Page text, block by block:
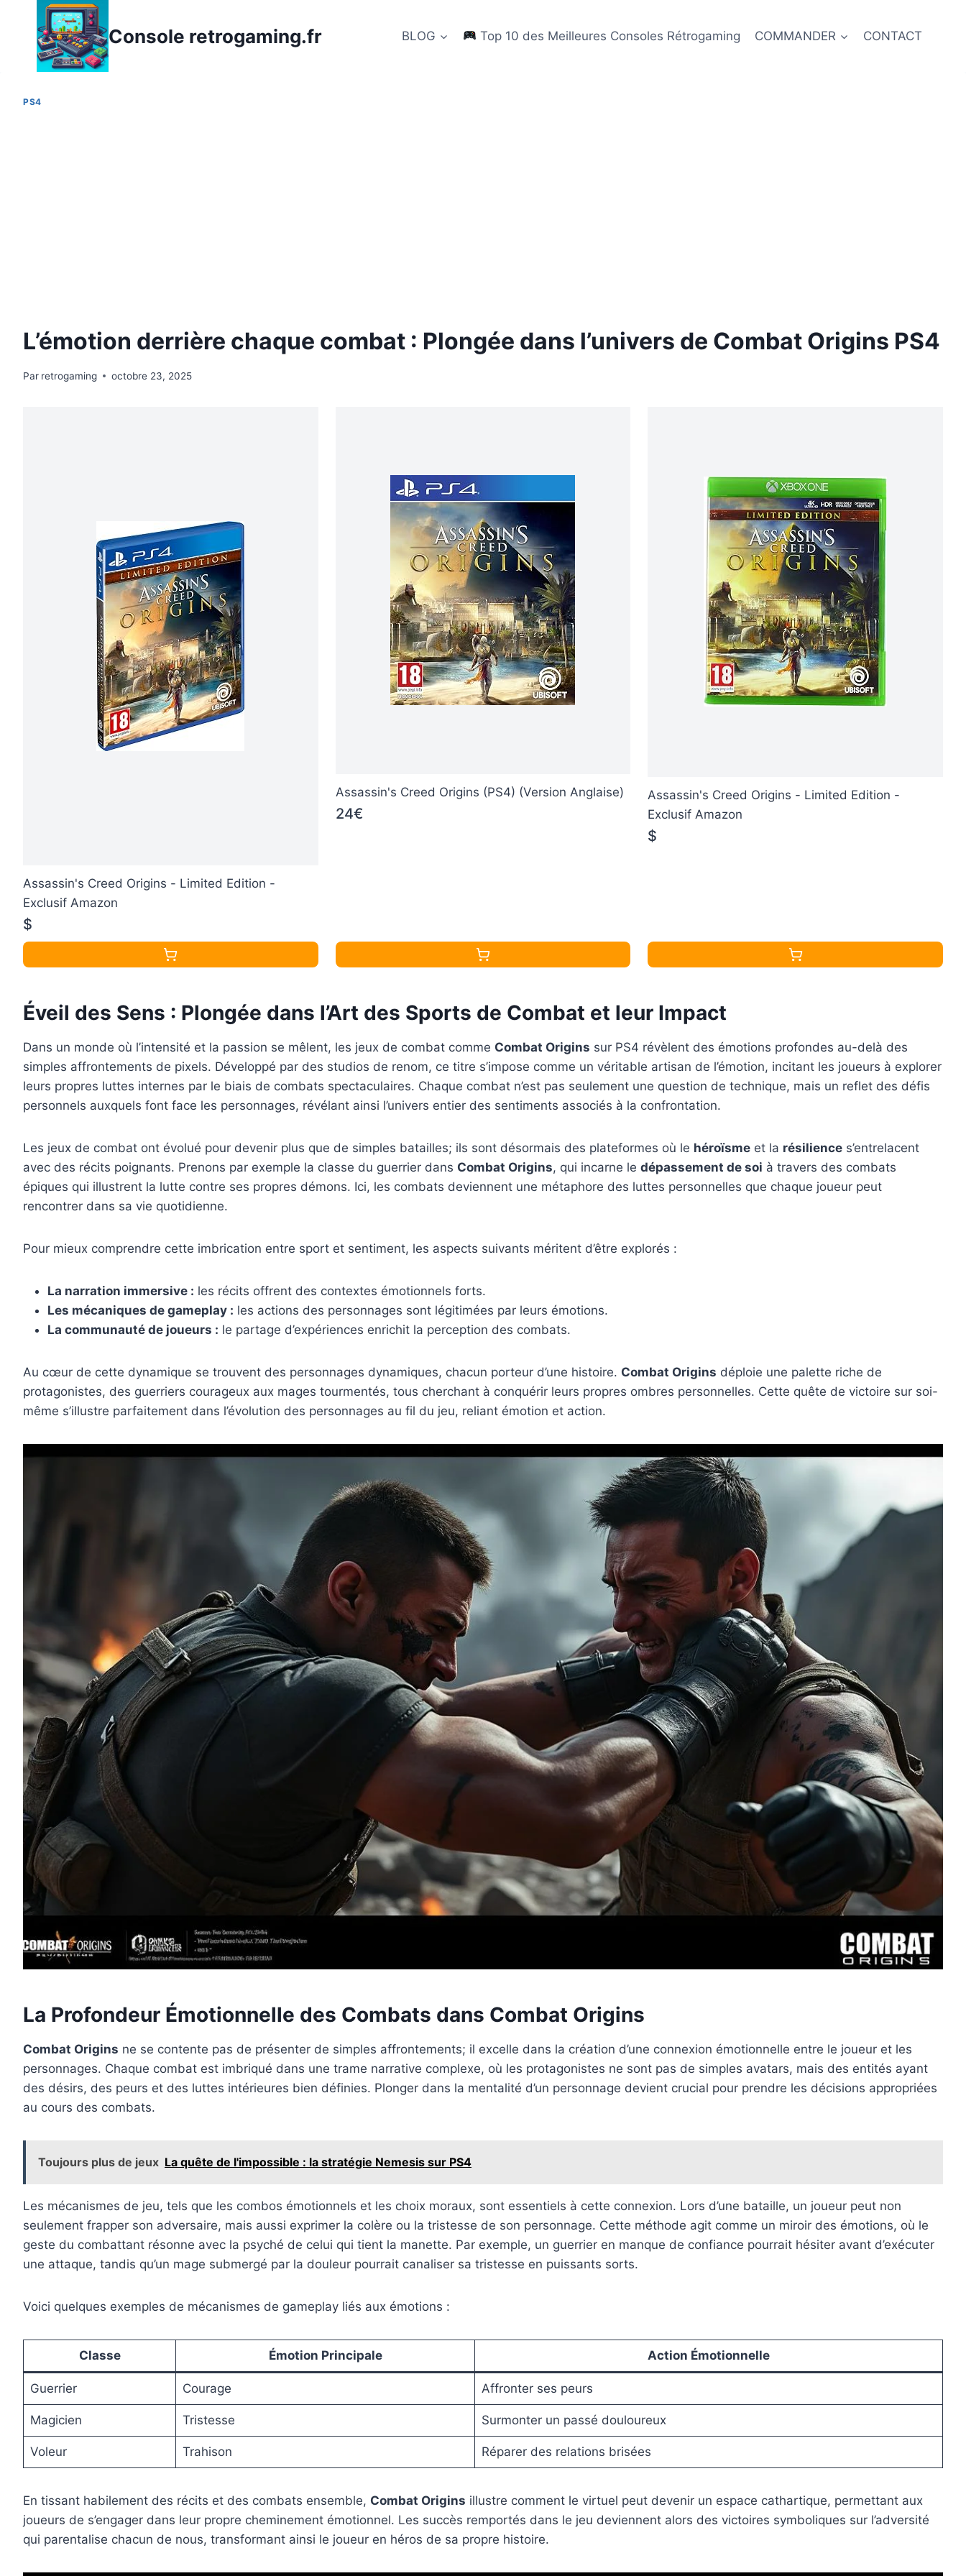
contenu
Console retrogaming.fr BLOG Top 10 des Meilleures Consoles Rétrogaming COMMANDER CONTACT
PS4
L’émotion derrière chaque combat : Plongée dans l’univers de Combat Origins PS4
Par retrogaming octobre 23, 2025
Assassin's Creed Origins - Limited Edition -
Exclusif Amazon
$
Assassin's Creed Origins (PS4) (Version Anglaise)
24€
Assassin's Creed Origins - Limited Edition -
Exclusif Amazon
$
Éveil des Sens : Plongée dans l’Art des Sports de Combat et leur Impact
Dans un monde où l’intensité et la passion se mêlent, les jeux de combat comme Combat Origins sur PS4 révèlent des émotions profondes au-delà des
simples affrontements de pixels. Développé par des studios de renom, ce titre s’impose comme un véritable artisan de l’émotion, incitant les joueurs à explorer
leurs propres luttes internes par le biais de combats spectaculaires. Chaque combat n’est pas seulement une question de technique, mais un reflet des défis
personnels auxquels font face les personnages, révélant ainsi l’univers entier des sentiments associés à la confrontation.
Les jeux de combat ont évolué pour devenir plus que de simples batailles; ils sont désormais des plateformes où le héroïsme et la résilience s’entrelacent
avec des récits poignants. Prenons par exemple la classe du guerrier dans Combat Origins, qui incarne le dépassement de soi à travers des combats
épiques qui illustrent la lutte contre ses propres démons. Ici, les combats deviennent une métaphore des luttes personnelles que chaque joueur peut
rencontrer dans sa vie quotidienne.
Pour mieux comprendre cette imbrication entre sport et sentiment, les aspects suivants méritent d’être explorés :
La narration immersive : les récits offrent des contextes émotionnels forts.
Les mécaniques de gameplay : les actions des personnages sont légitimées par leurs émotions.
La communauté de joueurs : le partage d’expériences enrichit la perception des combats.
Au cœur de cette dynamique se trouvent des personnages dynamiques, chacun porteur d’une histoire. Combat Origins déploie une palette riche de
protagonistes, des guerriers courageux aux mages tourmentés, tous cherchant à conquérir leurs propres ombres personnelles. Cette quête de victoire sur soi-
même s’illustre parfaitement dans l’évolution des personnages au fil du jeu, reliant émotion et action.
La Profondeur Émotionnelle des Combats dans Combat Origins
Combat Origins ne se contente pas de présenter de simples affrontements; il excelle dans la création d’une connexion émotionnelle entre le joueur et les
personnages. Chaque combat est imbriqué dans une trame narrative complexe, où les protagonistes ne sont pas de simples avatars, mais des entités ayant
des désirs, des peurs et des luttes intérieures bien définies. Plonger dans la mentalité d’un personnage devient crucial pour prendre les décisions appropriées
au cours des combats.
Toujours plus de jeux La quête de l'impossible : la stratégie Nemesis sur PS4
Les mécanismes de jeu, tels que les combos émotionnels et les choix moraux, sont essentiels à cette connexion. Lors d’une bataille, un joueur peut non
seulement frapper son adversaire, mais aussi exprimer la colère ou la tristesse de son personnage. Cette méthode agit comme un miroir des émotions, où le
geste du combattant résonne avec la psyché de celui qui tient la manette. Par exemple, un guerrier en manque de confiance pourrait hésiter avant d’exécuter
une attaque, tandis qu’un mage submergé par la douleur pourrait canaliser sa tristesse en puissants sorts.
Voici quelques exemples de mécanismes de gameplay liés aux émotions :
Classe Émotion Principale Action Émotionnelle
Guerrier Courage Affronter ses peurs
Magicien Tristesse Surmonter un passé douloureux
Voleur Trahison Réparer des relations brisées
En tissant habilement des récits et des combats ensemble, Combat Origins illustre comment le virtuel peut devenir un espace cathartique, permettant aux
joueurs de s’engager dans leur propre cheminement émotionnel. Les succès remportés dans le jeu deviennent alors des victoires symboliques sur l’adversité
qui parentalise chacun de nous, transformant ainsi le joueur en héros de sa propre histoire.